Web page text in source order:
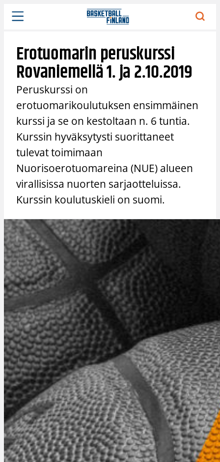
Siirry
sisältöön
Erotuomarin peruskurssi
Rovaniemellä 1. ja 2.10.2019
Peruskurssi on
erotuomarikoulutuksen ensimmäinen
kurssi ja se on kestoltaan n. 6 tuntia.
Kurssin hyväksytysti suorittaneet
tulevat toimimaan
Nuorisoerotuomareina (NUE) alueen
virallisissa nuorten sarjaotteluissa.
Kurssin koulutuskieli on suomi.